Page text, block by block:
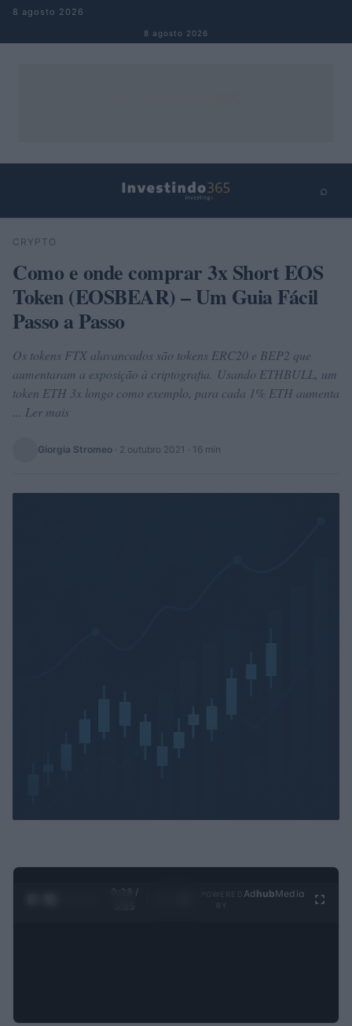
Pular para o conteúdo
8 agosto 2026
8 agosto 2026
⌕
Buscar
CRYPTO
Como e onde comprar 3x Short EOS
Token (EOSBEAR) – Um Guia Fácil
Passo a Passo
Os tokens FTX alavancados são tokens ERC20 e BEP2 que
aumentaram a exposição à criptografia. Usando ETHBULL, um
token ETH 3x longo como exemplo, para cada 1% ETH aumenta
... Ler mais
Giorgia Stromeo · 2 outubro 2021 · 16 min
0:29 /
Ad hubMedia